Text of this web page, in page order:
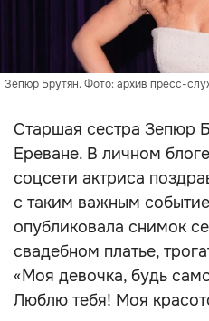
Зепюр Брутян. Фото: архив пресс-
Старшая сестра Зепюр
Ереване. В личном
соцсети актриса
с таким важным
опубликовала снимок
свадебном платье,
«Моя девочка, будь
Люблю тебя! Моя